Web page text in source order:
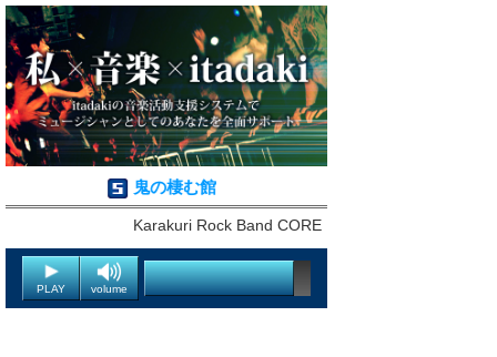
鬼の棲む館
Karakuri Rock Band CORE
PLAY volume